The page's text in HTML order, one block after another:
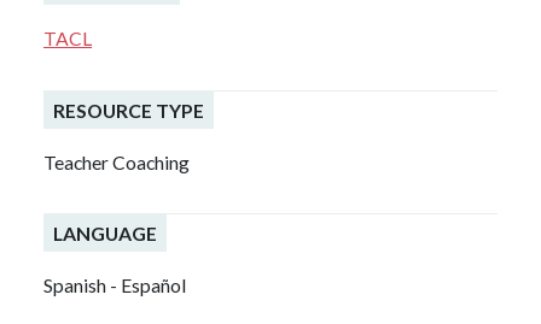
TACL
RESOURCE TYPE
Teacher Coaching
LANGUAGE
Spanish - Español